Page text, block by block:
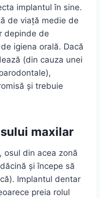
implantul în sine.
de viață medie de
depinde de
igiena orală. Dacă
(din cauza unei
și trebuie
maxilar
osul din acea zonă
și începe să
Implantul dentar
preia rolul